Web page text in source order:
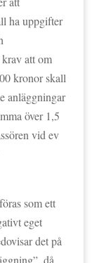
ha uppgifter
att om
kronor skall
anläggningar
över 1,5
vid ev
som ett
eget
det på
då